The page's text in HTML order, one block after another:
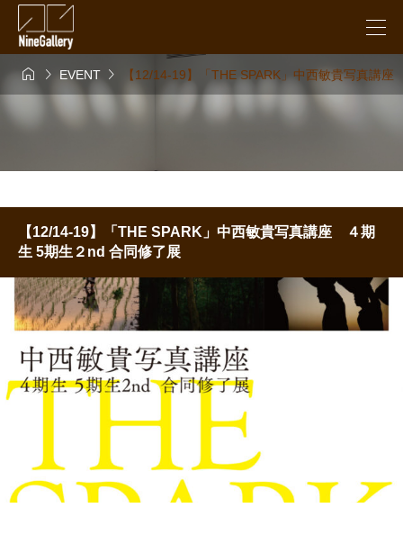
 EVENT  【12/14-19】「THE SPARK」中西敏貴写真講
【12/14-19】「THE SPARK」中西敏貴写真講座 ４期
生 5期生２nd 合同修了展